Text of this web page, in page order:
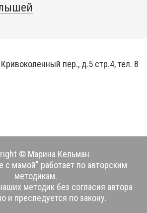
пер., д.5 стр.4, тел. 8
© Марина Кельман
с мамой" работает по авторским
методикам.
методик без согласия автора
и преследуется по закону.